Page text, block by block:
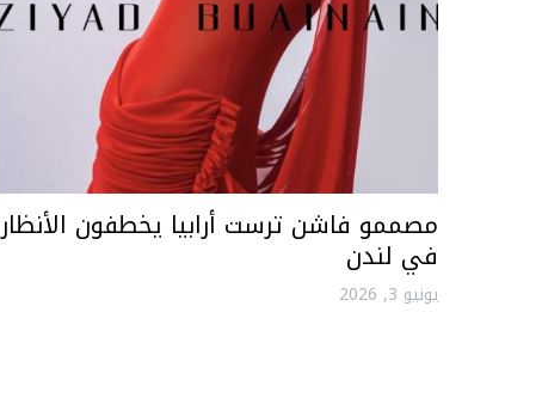
مصممو فاشن ترست أرابيا يخطفون الأنظار
في لندن
يونيو 3, 2026